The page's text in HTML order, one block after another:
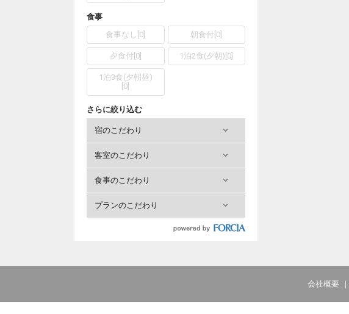
食事
食事なし 0 朝食付 0
夕食付 0] 1泊2食(夕朝) 0
1泊3食(夕朝昼)
0
さらに絞り込む
宿のこだわり
客室のこだわり
食事のこだわり
プランのこだわり
会社概要